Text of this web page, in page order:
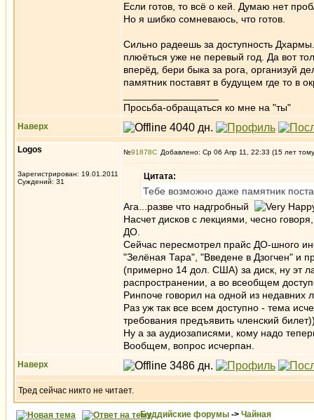
Если готов, то всё о кей. Думаю нет
Но я шибко сомневаюсь, что готов.
Сильно радеешь за доступность
плюёться уже не перевый год. Да вот
вперёд, бери быка за рога, организуй
памятник поставят в будущем где то в
Просьба-обращаться ко мне на "ты"
Наверх
Logos
Зарегистрирован: 19.01.2011
Суждений: 31
№91878 Добавлено: Ср 06 Апр 11, 22:33 (15 лет
Цитата:
Тебе возможно даже памятник
Ага...разве что надгробный
Насчет дисков с лекциями, чесно
ДО.
Сейчас пересмотрел прайс ДО-шного
"Зелёная Тара", "Введене в Дзогчен" и
(примерно 14 дол. США) за диск, ну эт
распространении, а во всеобщем
Ринпоче говорил на одной из недавних
Раз уж так все всем доступно - тема
требования предъявить членский
Ну а за аудиозаписями, кому надо
Вообщем, вопрос исчерпан.
Наверх
Тред сейчас никто не читает.
Буддийские форумы -> Чайная